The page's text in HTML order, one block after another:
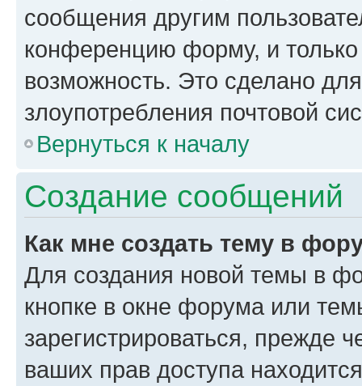
сообщения другим
конференцию форму, и
возможность. Это сделано
злоупотребления почтовой
Вернуться к началу
Создание сообщений
Как мне создать тему в
Для создания новой темы в
кнопке в окне форума или
зарегистрироваться, прежде
ваших прав доступа